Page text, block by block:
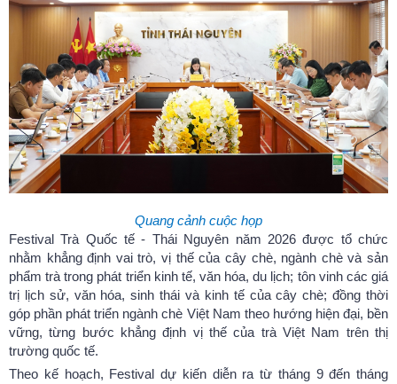
Quang cảnh cuộc họp
Festival Trà Quốc tế - Thái Nguyên năm 2026 được tổ chức
nhằm khẳng định vai trò, vị thế của cây chè, ngành chè và sản
phẩm trà trong phát triển kinh tế, văn hóa, du lịch; tôn vinh các giá
trị lịch sử, văn hóa, sinh thái và kinh tế của cây chè; đồng thời
góp phần phát triển ngành chè Việt Nam theo hướng hiện đại, bền
vững, từng bước khẳng định vị thế của trà Việt Nam trên thị
trường quốc tế.
Theo kế hoạch, Festival dự kiến diễn ra từ tháng 9 đến tháng